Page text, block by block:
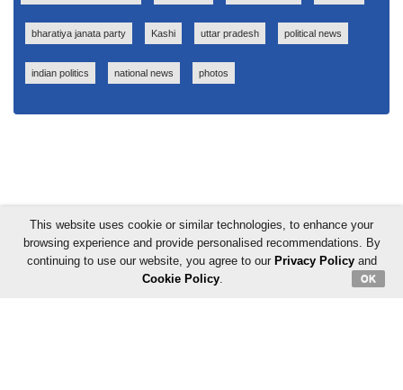
bharatiya janata party Kashi uttar pradesh political news
indian politics national news photos
This website uses cookie or similar technologies, to enhance your
browsing experience and provide personalised recommendations. By
continuing to use our website, you agree to our Privacy Policyand
Cookie Policy. OK